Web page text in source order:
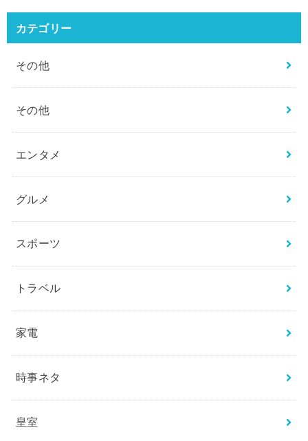
カテゴリー
その他
その他
エンタメ
グルメ
スポーツ
トラベル
家電
時事ネタ
皇室